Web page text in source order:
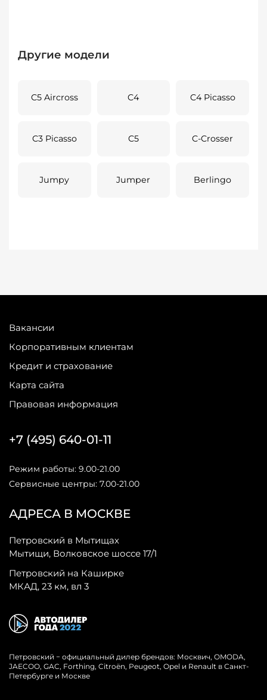
Другие модели
C5 Aircross C4 C4 Picasso
C3 Picasso C5 C-Crosser
Jumpy Jumper Berlingo
Вакансии
Корпоративным клиентам
Кредит и страхование
Карта сайта
Правовая информация
АДРЕСА В МОСКВЕ
Петровский в Мытищах
Мытищи, Волковское шоссе 17/1
Петровский на Каширке
МКАД, 23 км, вл 3
+7 (495) 640-01-11
Режим работы: 9.00-21.00
Сервисные центры: 7.00-21.00
Петровский − официальный дилер брендов: Москвич, OMODA,
JAECOO, GAC, Forthing, Citroёn, Peugeot, Opel и Renault в Санкт-
Петербурге и Москве